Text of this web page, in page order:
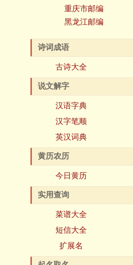
重庆市邮编
黑龙江邮编
诗词成语
古诗大全
说文解字
汉语字典
汉字笔顺
英汉词典
黄历农历
今日黄历
实用查询
菜谱大全
短信大全
扩展名